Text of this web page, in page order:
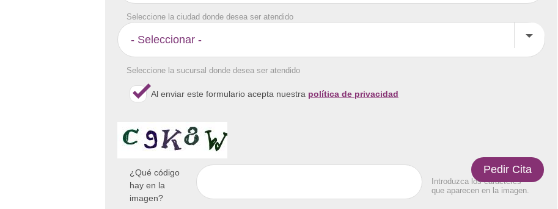
Seleccione la ciudad donde desea ser atendido
Seleccione la sucursal donde desea ser atendido
Al enviar este formulario acepta nuestra política de privacidad
¿Qué código
hay en la
imagen?
Introduzca los caracteres
que aparecen en la imagen.